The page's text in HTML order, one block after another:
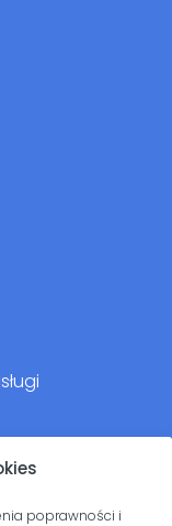
poprawności i